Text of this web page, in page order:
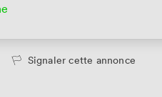
Signaler cette annonce